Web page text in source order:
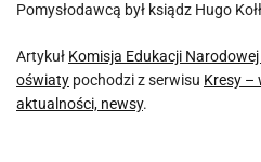
Pomysłodawcą był ksiądz Hugo
Artykuł Komisja Edukacji
oświaty pochodzi z serwisu Kresy –
aktualności, newsy.